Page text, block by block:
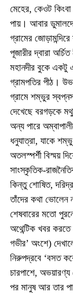
মেহের, কেওট কিংবা
পায়। আবার
গ্রামের
পূজারীর দ্বারা
মহানদীর বুকে একটু
গ্রামপতির পীঠ।
গ্রামে শম্ভুর
দেখেছে বরগড়কে
অন্য পারে
ধনুযাত্রা, যাকে
অতলস্পর্শী বিস্ময়
সাংস্কৃতিক-
কিন্তু শোষিত,
তাঁদের কথা ভোলেন
শেষবারের মতো
অথেন্টিক খবর করতে
গভীর’ অংশে)
নিরুপদ্রবে ‘বসত
চারপাশে,
পর মানুষ আর তার